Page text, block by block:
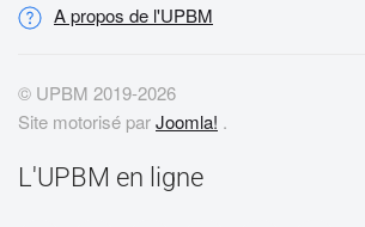
A propos de l'UPBM
© UPBM 2019-2026
Site motorisé parJoomla! .
L'UPBM en ligne